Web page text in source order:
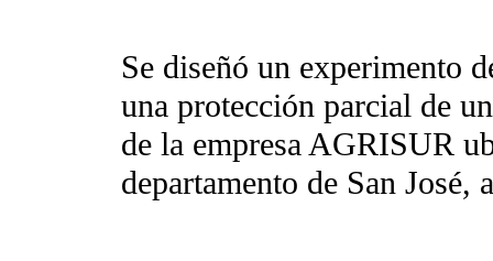
Se diseñó un experimento
una protección parcial de
de la empresa AGRISUR
departamento de San José,